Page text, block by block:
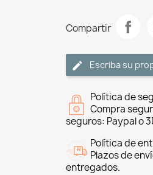
Compartir
Escriba su
Política de
Compra
seguros: Paypal o
Política de
Plazos de
entregados.